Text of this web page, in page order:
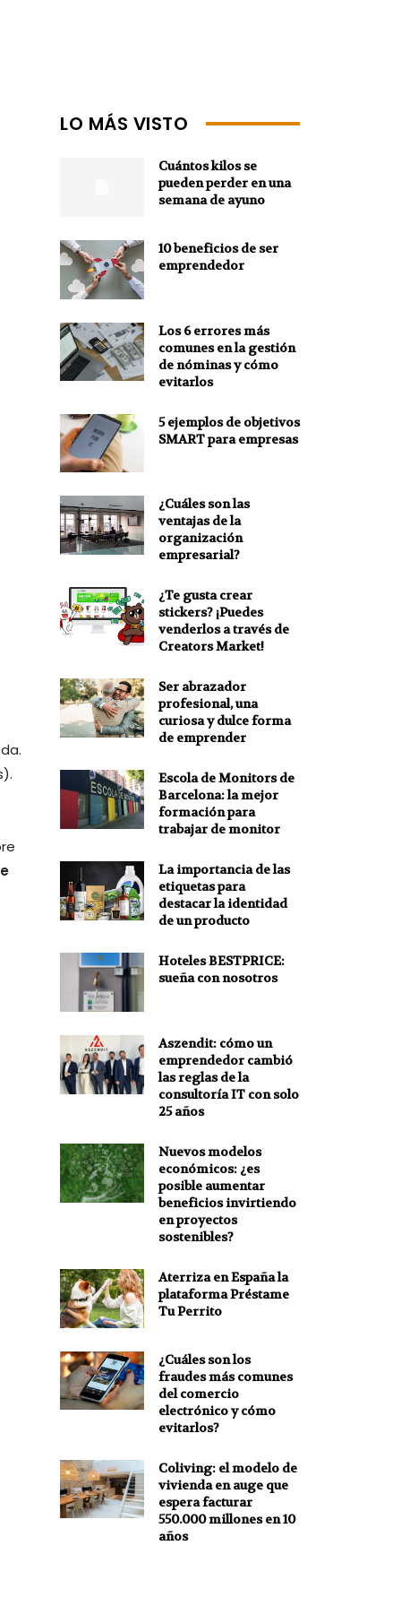
LO MÁS VISTO
Cuántos kilos se
pueden perder en una
semana de ayuno
10 beneficios de ser
emprendedor
Los 6 errores más
comunes en la gestión
de nóminas y cómo
evitarlos
5 ejemplos de objetivos
SMART para empresas
¿Cuáles son las
ventajas de la
organización
empresarial?
¿Te gusta crear
stickers? ¡Puedes
venderlos a través de
Creators Market!
Ser abrazador
profesional, una
curiosa y dulce forma
de emprender
Escola de Monitors de
Barcelona: la mejor
formación para
trabajar de monitor
La importancia de las
etiquetas para
destacar la identidad
de un producto
Hoteles BESTPRICE:
sueña con nosotros
Aszendit: cómo un
emprendedor cambió
las reglas de la
consultoría IT con solo
25 años
Nuevos modelos
económicos: ¿es
posible aumentar
beneficios invirtiendo
en proyectos
sostenibles?
Aterriza en España la
plataforma Préstame
Tu Perrito
¿Cuáles son los
fraudes más comunes
del comercio
electrónico y cómo
evitarlos?
Coliving: el modelo de
vivienda en auge que
espera facturar
550.000 millones en 10
años